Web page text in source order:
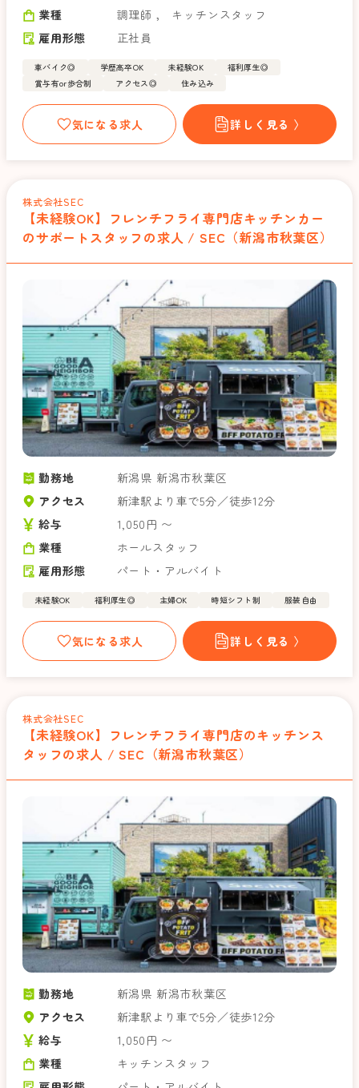
業種
調理師 ，
キッチンスタッフ
雇用形態
正社員
車バイク◎ 学歴高卒OK 未経験OK
福利厚生◎
賞与有or歩合制
アクセス◎ 住み込み
気になる求人 詳しく見る 〉
株式会社SEC
【未経験OK】フレンチフライ専門店キッチンカー
のサポートスタッフの求人 / SEC（新潟市秋葉区）
勤務地
新潟県 新潟市秋葉区
アクセス
新津駅より車で5分／徒歩12分
給与
1,050円 〜
業種
ホールスタッフ
雇用形態
パート・アルバイト
未経験OK 福利厚生◎ 主婦OK 時短シフト制 服装自由
気になる求人 詳しく見る 〉
株式会社SEC
【未経験OK】フレンチフライ専門店のキッチンス
タッフの求人 / SEC（新潟市秋葉区）
勤務地
新潟県 新潟市秋葉区
アクセス
新津駅より車で5分／徒歩12分
給与
1,050円 〜
業種
キッチンスタッフ